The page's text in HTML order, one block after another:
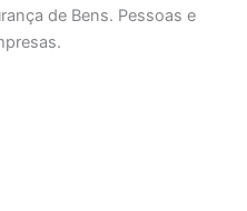
de Bens. Pessoas e